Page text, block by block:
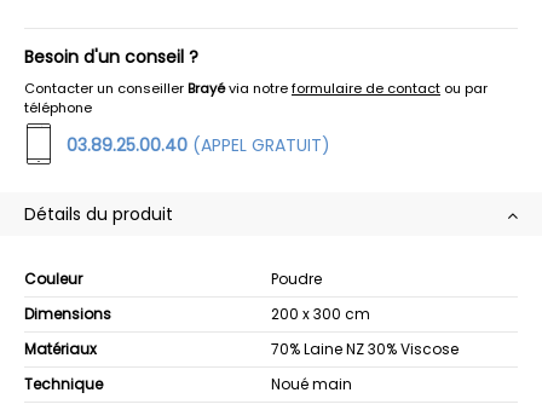
Besoin d'un conseil ?
Contacter un conseillerBrayévia notreformulaire de contact ou par
téléphone
03.89.25.00.40 (APPEL GRATUIT)
Détails du produit
Couleur
Poudre
Dimensions
200 x 300 cm
Matériaux
70% Laine NZ 30% Viscose
Technique
Noué main